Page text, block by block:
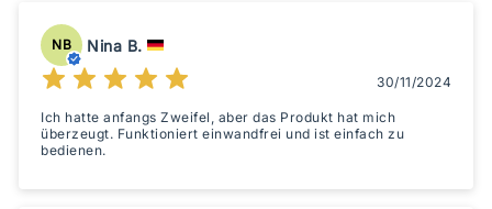
NB Nina B.
30/11/2024
Ich hatte anfangs Zweifel, aber das Produkt hat mich
überzeugt. Funktioniert einwandfrei und ist einfach zu
bedienen.